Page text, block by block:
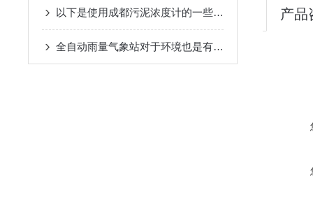
以下是使用成都污泥浓度计的一些注意事项
全自动雨量气象站对于环境也是有要求的
产品